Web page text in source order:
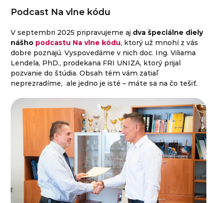
Podcast Na vlne kódu
V septembri 2025 pripravujeme aj dva špeciálne diely
nášho podcastu Na vlne kódu, ktorý už mnohí z vás
dobre poznajú. Vyspovedáme v nich doc. Ing. Viliama
Lendela, PhD., prodekana FRI UNIZA, ktorý prijal
pozvanie do štúdia. Obsah tém vám zatiaľ
neprezradíme, ale jedno je isté – máte sa na čo tešiť.